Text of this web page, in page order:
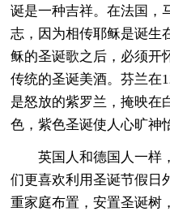
诞是一种吉祥。在法国，
志，因为相传耶稣是诞生
稣的圣诞歌之后，必须开
传统的圣诞美酒。芬兰在
是怒放的紫罗兰，掩映在
色，紫色圣诞使人心旷神
英国人和德国人一样
们更喜欢利用圣诞节假日
重家庭布置，安置圣诞树